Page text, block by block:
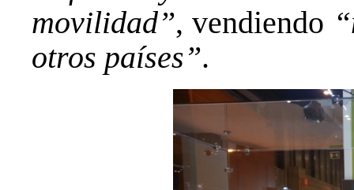
movilidad”, vendiendo
otros países”.